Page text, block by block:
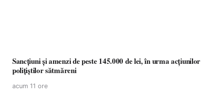
Sancțiuni și amenzi de peste 145.000 de lei, în urma acțiunilor
polițiștilor sătmăreni
acum 11 ore